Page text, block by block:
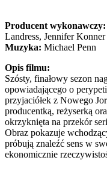
Producent wykonawczy:
Landress, Jennifer Konner
Muzyka: Michael Penn
Opis filmu:
Szósty, finałowy sezon
opowiadającego o
przyjaciółek z Nowego
producentką, reżyserką
okrzyknięta na przekór
Obraz pokazuje
próbują znaleźć sens w
ekonomicznie